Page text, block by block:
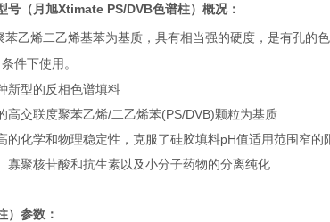
号（月旭Xtimate PS/DVB色谱柱）概况：
苯乙烯二乙烯基苯为基质，具有相当强的硬度，是有孔的
件下使用。
新型的反相色谱填料
高交联度聚苯乙烯/二乙烯苯(PS/DVB)颗粒为基质
的化学和物理稳定性，克服了硅胶填料pH值适用范围窄
寡聚核苷酸和抗生素以及小分子药物的分离纯化
）参数：